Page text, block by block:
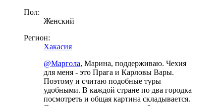
Пол:
Женский
Регион:
Хакасия
@Маргола, Марина, поддерживаю. Чехия
для меня - это Прага и Карловы Вары.
Поэтому и считаю подобные туры
удобными. В каждой стране по два городка
посмотреть и общая картина складывается.